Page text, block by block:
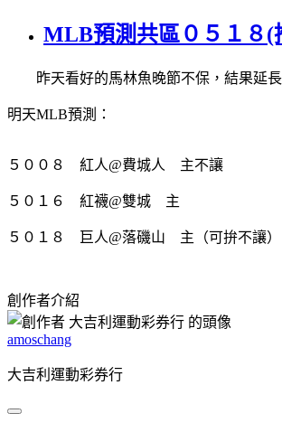
MLB預測共區０５１８(
昨天看好的馬林魚晚節不保，結果延長
明天MLB預測：
５００８ 紅人@費城人 主不讓
５０１６ 紅襪@雙城 主
５０１８ 巨人@落磯山 主（可拚不讓）
創作者介紹
amoschang
大吉利運動彩券行